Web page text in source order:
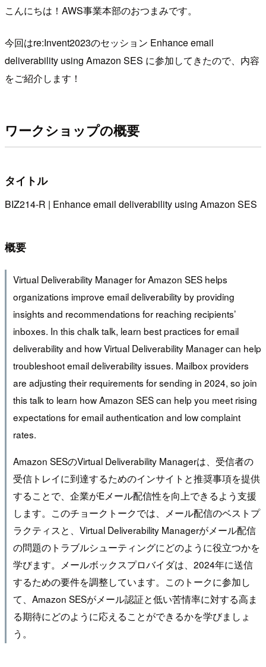
こんにちは！AWS事業本部のおつまみです。
今回はre:Invent2023のセッション Enhance email
deliverability using Amazon SES に参加してきたので、内容
をご紹介します！
ワークショップの概要
タイトル
BIZ214-R | Enhance email deliverability using Amazon SES
概要
Virtual Deliverability Manager for Amazon SES helps
organizations improve email deliverability by providing
insights and recommendations for reaching recipients’
inboxes. In this chalk talk, learn best practices for email
deliverability and how Virtual Deliverability Manager can help
troubleshoot email deliverability issues. Mailbox providers
are adjusting their requirements for sending in 2024, so join
this talk to learn how Amazon SES can help you meet rising
expectations for email authentication and low complaint
rates.
Amazon SESのVirtual Deliverability Managerは、受信者の
受信トレイに到達するためのインサイトと推奨事項を提供
することで、企業がEメール配信性を向上できるよう支援
します。このチョークトークでは、メール配信のベストプ
ラクティスと、Virtual Deliverability Managerがメール配信
の問題のトラブルシューティングにどのように役立つかを
学びます。メールボックスプロバイダは、2024年に送信
するための要件を調整しています。このトークに参加し
て、Amazon SESがメール認証と低い苦情率に対する高ま
る期待にどのように応えることができるかを学びましょ
う。